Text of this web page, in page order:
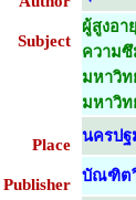
Subject
ผู้สูงอายุ
ความซึ
มหาวิท
มหาวิ
Place นครปฐ
Publisher บัณฑิต